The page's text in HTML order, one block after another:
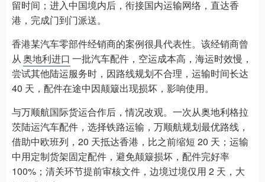
留时间；进入中国境内后，衔接国内运输网络，直达香
港，完成门到门派送。
香港某汽车零部件经销商的案例很具代表性。该经销商曾
从奥地利进口 一批汽车配件，空运成本高，海运时效慢，
尝试其他陆运服务时，因路线规划不合理，运输时间长达
40 天，配件在途中因颠簸出现损坏，影响使用。
与万顺航国际货运合作后，情况改观。一次从奥地利格拉
茨陆运汽车配件，选择铁路运输，万顺航规划最优路线，
借助中欧班列，20 天抵达香港，比之前缩短 20 天；运输
中用定制货架固定配件，避免颠簸损坏，配件完好率
100%；清关环节提前审核文件，边境过境仅用 2 天，大